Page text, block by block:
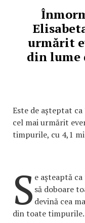
urmărit
din
Este de așteptat
cel mai urmărit
timpurile, cu 4,1
S e așteaptă
să doboare
devină cea
din toate timpurile.